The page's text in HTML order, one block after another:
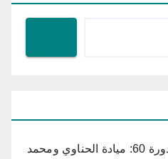
مهرجان قرطاج الدولي- الدورة 60: ميادة الحناوي ومحمد